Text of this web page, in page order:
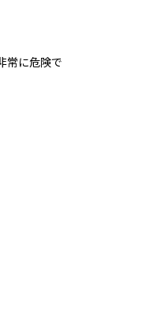
常に危険で